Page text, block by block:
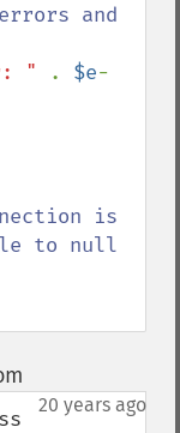
and
" . $e-
is
20 years ago